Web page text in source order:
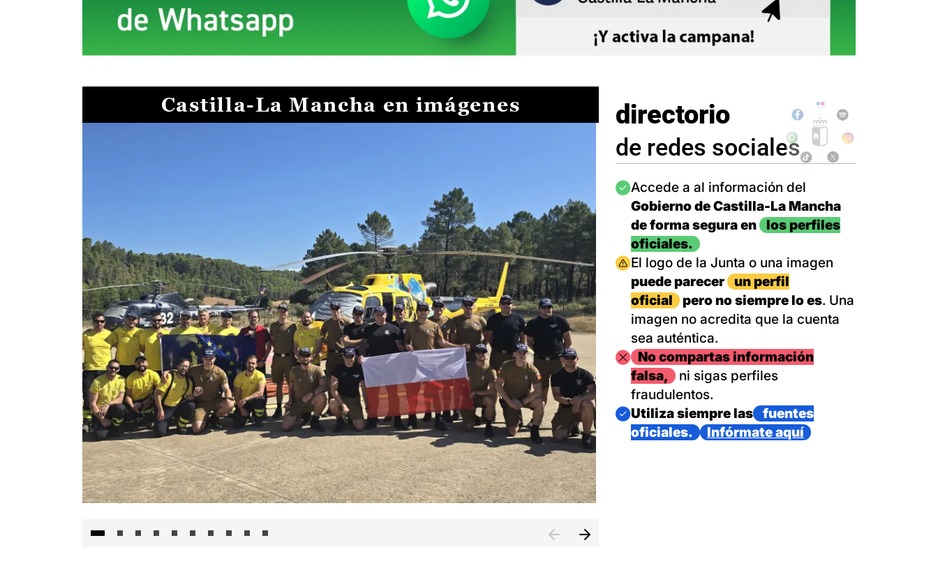
Castilla-La Mancha en imágenes directorio
de redes sociales
Imagen
Accede a al información del
Gobierno de Castilla-La Mancha
de forma segura en
los perfiles
oficiales.
Imagen
El logo de la Junta o una imagen
puede parecer
un perfil
oficial
pero no siempre lo es. Una
imagen no acredita que la cuenta
sea auténtica.
ImagenNo compartas información
falsa,
ni sigas perfiles
fraudulentos.
Imagen
Utiliza siempre las
fuentes
oficiales.
Infórmate aquí